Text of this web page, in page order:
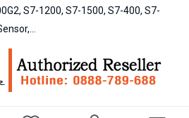
S7-1200, S7-1500, S7-400, S7-